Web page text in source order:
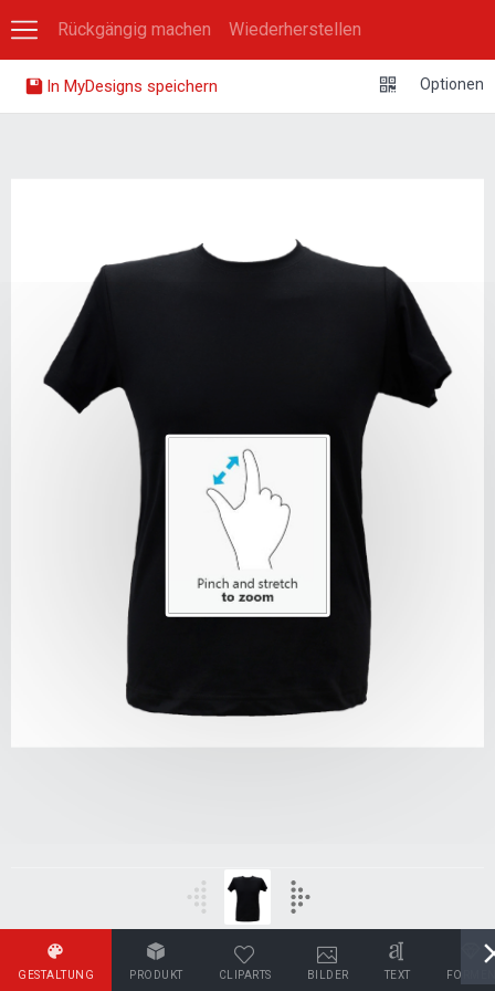
Rückgängig machen Wiederherstellen
GESTALTUNG PRODUKT CLIPARTS BILDER TEXT
In MyDesigns speichern Optionen